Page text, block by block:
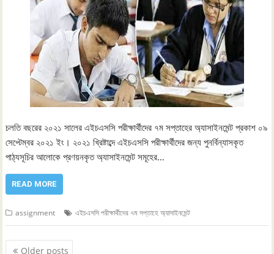
চলতি বছরের ২০২১ সালের এইচএসসি পরীক্ষার্থীদের ৭ম সপ্তাহের অ্যাসাইনমেন্ট প্রকাশ ০৯
সেপ্টেম্বর ২০২১ ইং। ২০২১ খ্রিষ্টাব্দে এইচএসসি পরীক্ষার্থীদের জন্য পুনর্বিন্যাসকৃত
পাঠ্যসূচির আলোকে প্রণয়নকৃত অ্যাসাইনমেন্ট সমূহের…
READ MORE
assignment এইচএসসি পরীক্ষার্থীদের ৭ম সপ্তাহে অ্যাসাইনমেন্ট
Posts
Older posts